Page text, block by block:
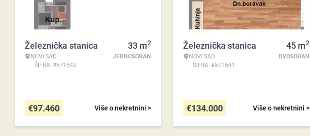
Železnička stanica
NOVI SAD
ŠIFRA: #571542
33 m2
JEDNOSOBAN
Više o nekretnini >
€97.460
Železnička stanica
NOVI SAD
ŠIFRA: #571541
45 m2
DVOSOBAN
Više o nekretnini >
€134.000